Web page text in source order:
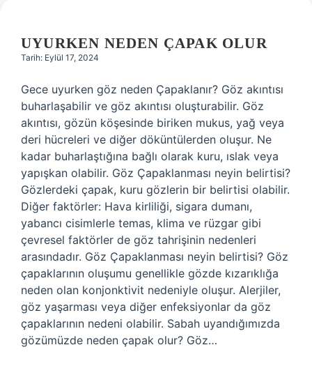
UYURKEN NEDEN ÇAPAK OLUR
Tarih: Eylül 17, 2024
Gece uyurken göz neden Çapaklanır? Göz akıntısı
buharlaşabilir ve göz akıntısı oluşturabilir. Göz
akıntısı, gözün köşesinde biriken mukus, yağ veya
deri hücreleri ve diğer döküntülerden oluşur. Ne
kadar buharlaştığına bağlı olarak kuru, ıslak veya
yapışkan olabilir. Göz Çapaklanması neyin belirtisi?
Gözlerdeki çapak, kuru gözlerin bir belirtisi olabilir.
Diğer faktörler: Hava kirliliği, sigara dumanı,
yabancı cisimlerle temas, klima ve rüzgar gibi
çevresel faktörler de göz tahrişinin nedenleri
arasındadır. Göz Çapaklanması neyin belirtisi? Göz
çapaklarının oluşumu genellikle gözde kızarıklığa
neden olan konjonktivit nedeniyle oluşur. Alerjiler,
göz yaşarması veya diğer enfeksiyonlar da göz
çapaklarının nedeni olabilir. Sabah uyandığımızda
gözümüzde neden çapak olur? Göz…